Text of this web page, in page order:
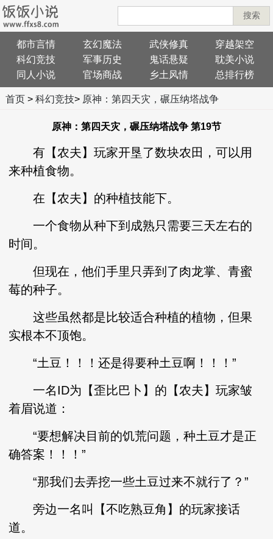
搜索
都市言情 玄幻魔法 武侠修真
穿越架空
科幻竞技
军事历史 鬼话悬疑
耽美小说
同人小说
官场商战 乡土风情 总排行榜
首页> 科幻竞技> 原神：第四天灾，碾压纳塔战争
原神：第四天灾，碾压纳塔战争 第19节
有【农夫】玩家开垦了数块农田，可以用
来种植食物。
在【农夫】的种植技能下。
一个食物从种下到成熟只需要三天左右的
时间。
但现在，他们手里只弄到了肉龙掌、青蜜
莓的种子。
这些虽然都是比较适合种植的植物，但果
实根本不顶饱。
“土豆！！！还是得要种土豆啊！！！”
一名ID为【歪比巴卜】的【农夫】玩家皱
着眉说道：
“要想解决目前的饥荒问题，种土豆才是正
确答案！！！”
“那我们去弄挖一些土豆过来不就行了？”
旁边一名叫【不吃熟豆角】的玩家接话
道。